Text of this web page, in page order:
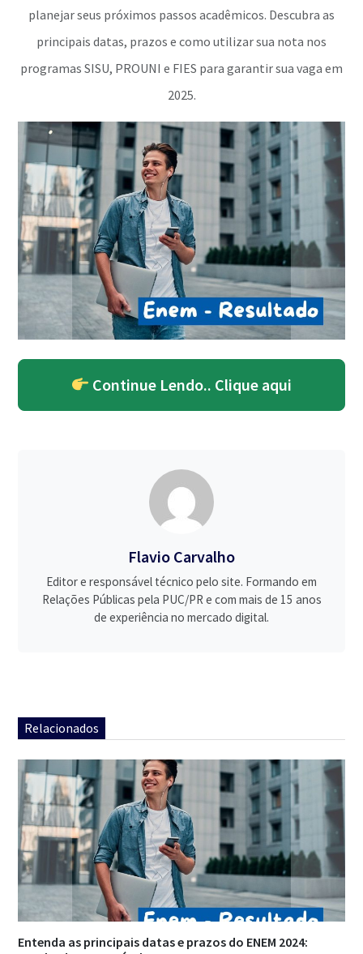
planejar seus próximos passos acadêmicos. Descubra as
principais datas, prazos e como utilizar sua nota nos
programas SISU, PROUNI e FIES para garantir sua vaga em
2025.
Continue Lendo.. Clique aqui
Flavio Carvalho
Editor e responsável técnico pelo site. Formando em
Relações Públicas pela PUC/PR e com mais de 15 anos
de experiência no mercado digital.
Relacionados
Entenda as principais datas e prazos do ENEM 2024: